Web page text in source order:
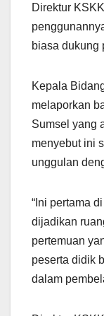
Direktur
biasa dukung
Kepala
melaporkan
Sumsel yang
menyebut ini
unggulan
“Ini pertama
dijadikan
pertemuan
peserta didik
dalam